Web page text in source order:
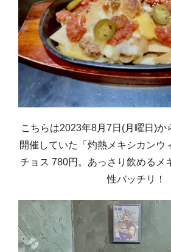
こちらは2023年8月7日(月曜日)か
開催していた「灼熱メキシカンウ
チョス 780円。あっさり飲めるメ
性バッチリ！